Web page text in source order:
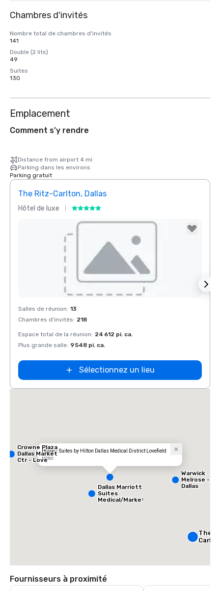
Chambres d'invités
Nombre total de chambres d'invités
141
Double (2 lits)
49
Suites
130
Emplacement
Comment s'y rendre
Distance from airport 4 mi
Parking dans les environs
Parking gratuit
The Ritz-Carlton, Dallas
Hôtel de luxe
Removed from favorites
Salles de réunion: 13
Chambres d'invités: 218
Espace total de la réunion: 24 612 pi. ca.
Plus grande salle: 9 548 pi. ca.
Sélectionnez un lieu
Home2 Suites by Hilton Dallas Medical District Lovefield
Hôtel
The
Crowne Plaza
Dallas Market
Ctr - Love
Dallas Marriott
Suites
Medical/Market
Warwick
Melrose -
Dallas
Fournisseurs à proximité